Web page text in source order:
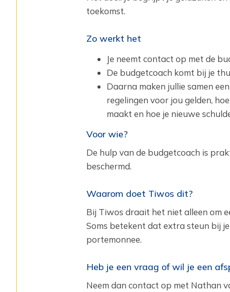
toekomst.
Zo werkt het
Je neemt contact op met de
De budgetcoach komt bij je
Daarna maken jullie samen
regelingen voor jou gelden,
maakt en hoe je nieuwe
Voor wie?
De hulp van de budgetcoach is
beschermd.
Waarom doet Tiwos dit?
Bij Tiwos draait het niet alleen om
Soms betekent dat extra steun bij
portemonnee.
Heb je een vraag of wil je een
Neem dan contact op met Nathan